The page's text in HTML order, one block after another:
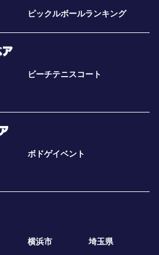
ピックルボールランキング
ビーチテニスコート
ボドゲイベント
横浜市
埼玉県